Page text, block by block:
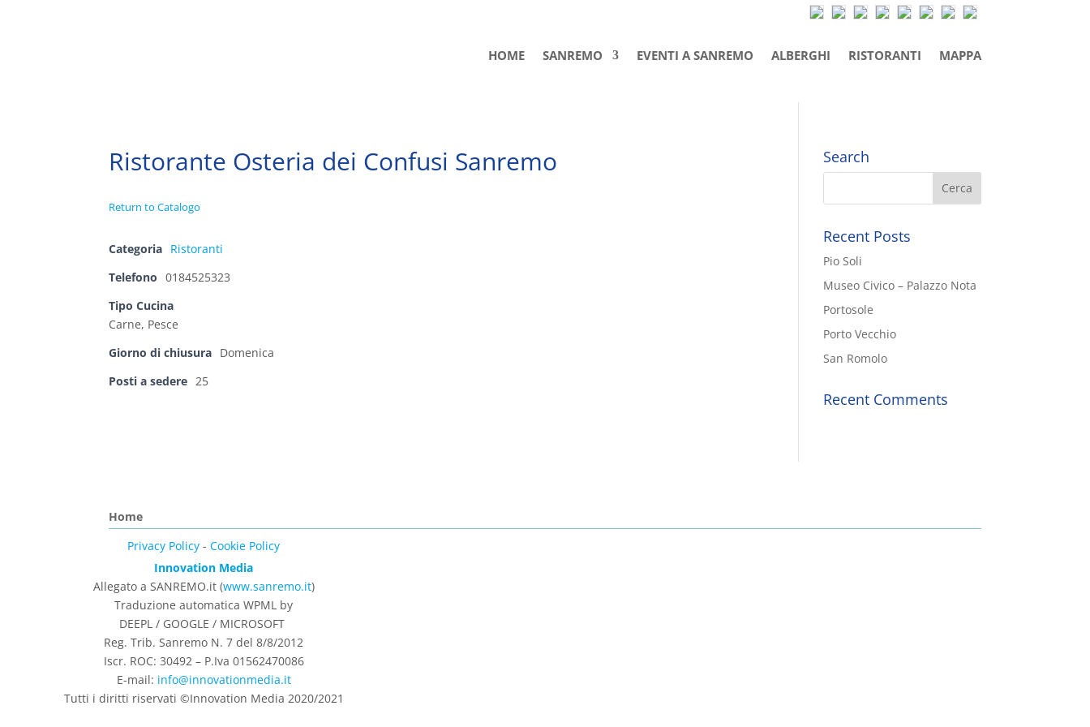
HOME SANREMO EVENTI A SANREMO ALBERGHI RISTORANTI MAPPA
Ristorante Osteria dei Confusi Sanremo
Return to Catalogo
Categoria Ristoranti
Telefono
0184525323
Tipo Cucina
Carne, Pesce
Giorno di chiusura Domenica
Posti a sedere 25
Search
Recent Posts
Pio Soli
Museo Civico – Palazzo Nota
Portosole
Porto Vecchio
San Romolo
Recent Comments
Home
Privacy Policy -Cookie Policy
Innovation Media
Allegato a SANREMO.it (www.sanremo.it)
Traduzione automatica WPML by
DEEPL / GOOGLE / MICROSOFT
Reg. Trib. Sanremo N. 7 del 8/8/2012
Iscr. ROC: 30492 – P.Iva 01562470086
E-mail: info@innovationmedia.it
Tutti i diritti riservati ©Innovation Media 2020/2021